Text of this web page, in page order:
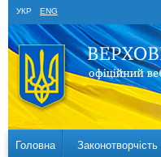
УКР ENG
Головна Законотворчість